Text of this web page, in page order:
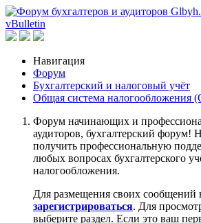
Навигация
Форум
Бухгалтерский и налоговый учёт
Общая система
Форум начинающих и
аудиторов, бухгалтерский форум!
получить профессиональную
любых вопросах бухгалтерского
налогообложения.
Для размещения своих сообщений
зарегистрироваться. Для
выберите раздел. Если это ваш